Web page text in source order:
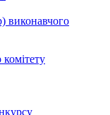
виконавчого